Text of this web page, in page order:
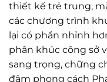
thiết kế trẻ trung,
các chương trình
lại có phần nhỉnh
phân khúc công sở
sang trọng, chững
đậm phong cách